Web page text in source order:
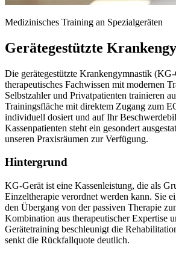
Medizinisches Training an Spezialgeräten
Gerätegestützte
Die gerätegestützte Krankengymnastik
therapeutisches Fachwissen mit modernen
Selbstzahler und Privatpatienten trainieren
Trainingsfläche mit direktem Zugang zum
individuell dosiert und auf Ihr
Kassenpatienten steht ein gesondert
unseren Praxisräumen zur Verfügung.
Hintergrund
KG-Gerät ist eine Kassenleistung, die als
Einzeltherapie verordnet werden kann. Sie
den Übergang von der passiven Therapie
Kombination aus therapeutischer Expertise
Gerätetraining beschleunigt die
senkt die Rückfallquote deutlich.